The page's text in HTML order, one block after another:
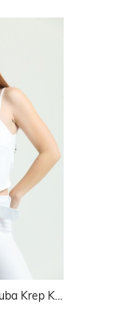
Taşlı Zincir Detaylı Scuba Krep Kısa Bluz | Blz34564